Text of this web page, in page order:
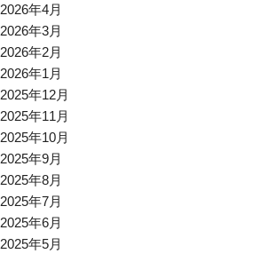
2026年4月
2026年3月
2026年2月
2026年1月
2025年12月
2025年11月
2025年10月
2025年9月
2025年8月
2025年7月
2025年6月
2025年5月